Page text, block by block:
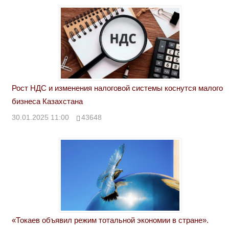
Рост НДС и изменения налоговой системы коснутся малого
бизнеса Казахстана
30.01.2025 11:00 43648
«Токаев объявил режим тотальной экономии в стране».